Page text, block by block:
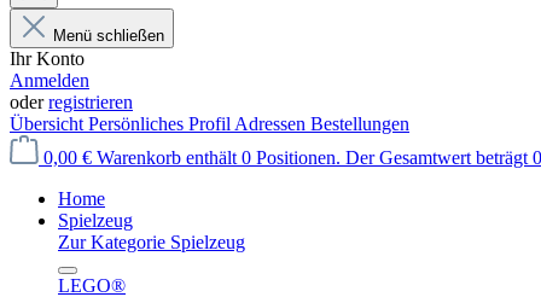
Menü schließen
Ihr Konto
Anmelden
oderregistrieren
Übersicht Persönliches Profil Adressen Bestellungen
0,00 € Warenkorb enthält 0 Positionen. Der Gesamtwert beträgt
Home
Spielzeug
Zur Kategorie Spielzeug
LEGO®